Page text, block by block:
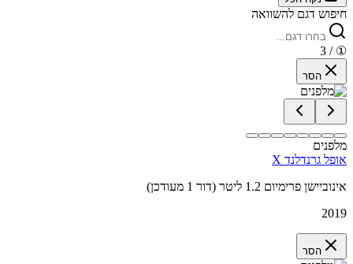
חיפוש דגם להשוואה
①
/ 3
הסר
מלפנים
אופל גרנדלנד X
אינוביישן פרימיום 1.2 ליטר (דור 1 מעודכן)
2019
הסר